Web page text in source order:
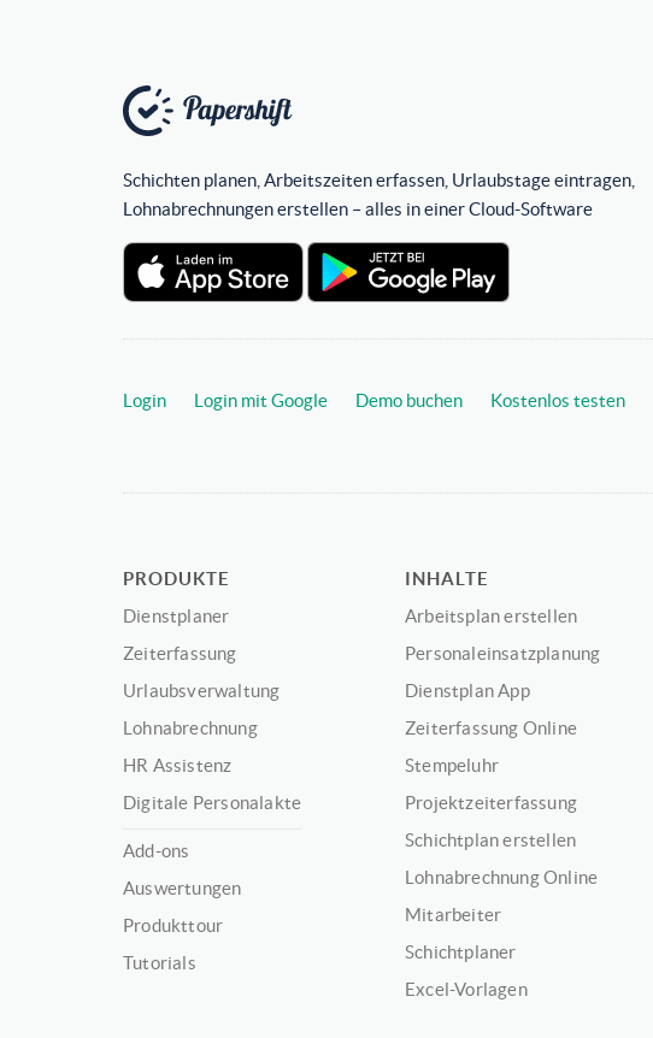
Schichten planen, Arbeitszeiten erfassen, Urlaubstage eintragen,
Lohnabrechnungen erstellen – alles in einer Cloud-Software
Login Login mit Google Demo buchen Kostenlos testen
PRODUKTE
Dienstplaner
Zeiterfassung
Urlaubsverwaltung
Lohnabrechnung
HR Assistenz
Digitale Personalakte
Add-ons
Auswertungen
Produkttour
Tutorials
INHALTE
Arbeitsplan erstellen
Personaleinsatzplanung
Dienstplan App
Zeiterfassung Online
Stempeluhr
Projektzeiterfassung
Schichtplan erstellen
Lohnabrechnung Online
Mitarbeiter
Schichtplaner
Excel-Vorlagen